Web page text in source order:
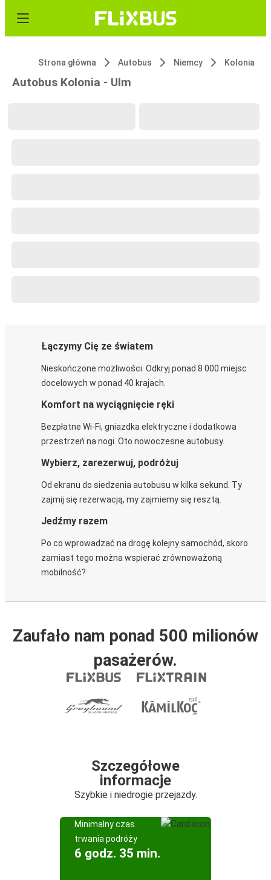
Strona główna Autobus Niemcy Kolonia
Autobus Kolonia - Ulm
Łączymy Cię ze światem
Nieskończone możliwości. Odkryj ponad 8 000 miejsc
docelowych w ponad 40 krajach.
Komfort na wyciągnięcie ręki
Bezpłatne Wi-Fi, gniazdka elektryczne i dodatkowa
przestrzeń na nogi. Oto nowoczesne autobusy.
Wybierz, zarezerwuj, podróżuj
Od ekranu do siedzenia autobusu w kilka sekund. Ty
zajmij się rezerwacją, my zajmiemy się resztą.
Jedźmy razem
Po co wprowadzać na drogę kolejny samochód, skoro
zamiast tego można wspierać zrównoważoną
mobilność?
Zaufało nam ponad 500 milionów
pasażerów.
Szczegółowe
informacje
Szybkie i niedrogie przejazdy.
Minimalny czas
trwania podróży
6 godz. 35 min.